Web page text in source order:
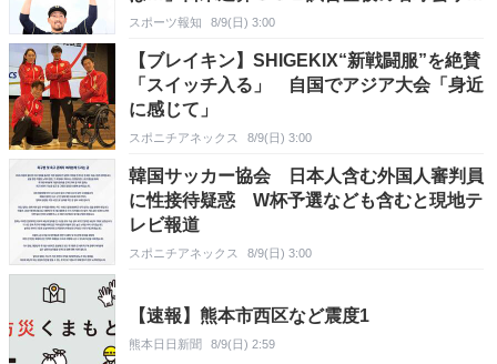
ーバーがプロ人生に幕 剛球と宝刀フォーク
スポーツ報知 8/9(日) 3:00
【ブレイキン】SHIGEKIX“新戦闘服”を絶賛
「スイッチ入る」 自国でアジア大会「身近
に感じて」
スポニチアネックス 8/9(日) 3:00
韓国サッカー協会 日本人含む外国人審判員
に性接待疑惑 W杯予選なども含むと現地テ
レビ報道
スポニチアネックス 8/9(日) 3:00
【速報】熊本市西区など震度1
熊本日日新聞 8/9(日) 2:59